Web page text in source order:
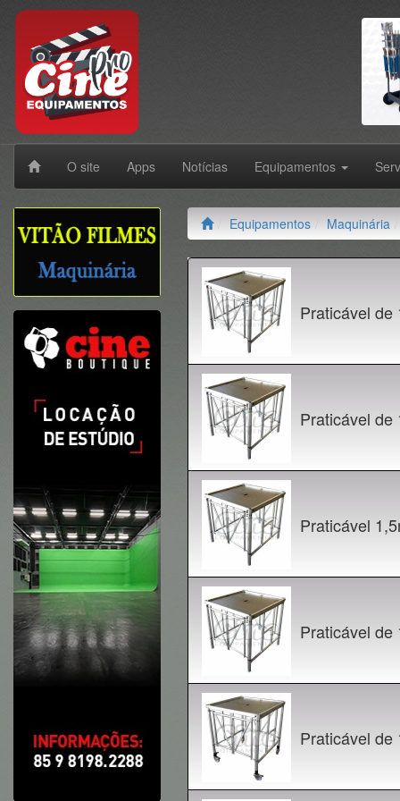
O site Apps Notícias Equipamentos
Equipamentos Maquinária
Praticável de
Praticável de
Praticável
Praticável de
Praticável de